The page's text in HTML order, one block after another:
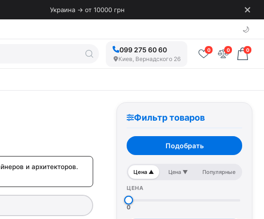
Украина → от 10000 грн
🌙
099 275 60 60
Киев, Вернадского 26
0 0 0
и архитекторов.
Фильтр товаров
Подобрать
Цена ▲ Цена ▼ Популярные
ЦЕНА
0
0